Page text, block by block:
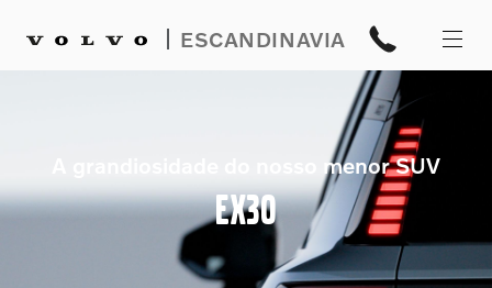
ESCANDINAVIA
A grandiosidade do nosso menor SUV
EX30